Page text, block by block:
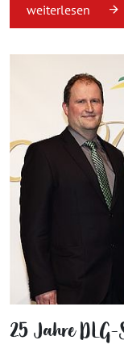
weiterlesen
25 Jahre